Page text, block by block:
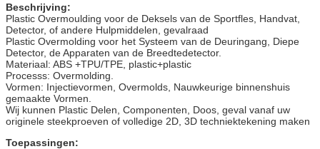
Beschrijving:
Plastic Overmoulding voor de Deksels van de Sportfles, Handvat,
Detector, of andere Hulpmiddelen, gevalraad
Plastic Overmolding voor het Systeem van de Deuringang, Diepe
Detector, de Apparaten van de Breedtedetector.
Materiaal: ABS +TPU/TPE, plastic+plastic
Processs: Overmolding.
Vormen: Injectievormen, Overmolds, Nauwkeurige binnenshuis
gemaakte Vormen.
Wij kunnen Plastic Delen, Componenten, Doos, geval vanaf uw
originele steekproeven of volledige 2D, 3D techniektekening maken
Toepassingen: